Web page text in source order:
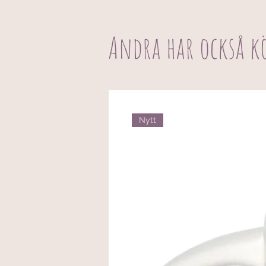
Andra har också
Nytt